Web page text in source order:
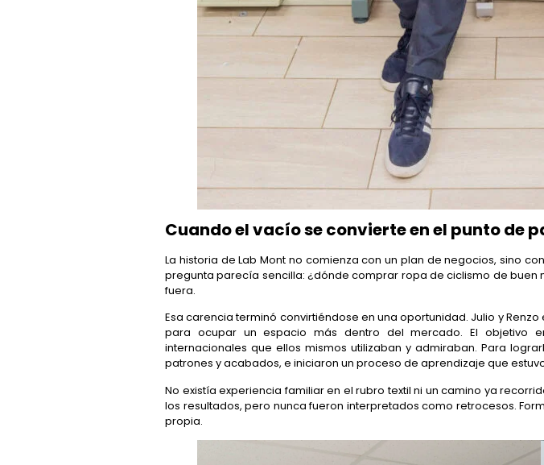
Cuando el vacío se convierte en el punto de
La historia de Lab Mont no comienza con un plan de negocios, sino
pregunta parecía sencilla: ¿dónde comprar ropa de ciclismo de buen
fuera.
Esa carencia terminó convirtiéndose en una oportunidad. Julio y
para ocupar un espacio más dentro del mercado. El objetivo
internacionales que ellos mismos utilizaban y admiraban. Para
patrones y acabados, e iniciaron un proceso de aprendizaje que
No existía experiencia familiar en el rubro textil ni un camino ya
los resultados, pero nunca fueron interpretados como retrocesos.
propia.